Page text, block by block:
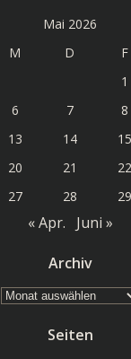
Mai 2026
M D F
1
6 7 8
13 14 15
20 21 22
27 28 29
« Apr. Juni »
Archiv
Archiv
Seiten